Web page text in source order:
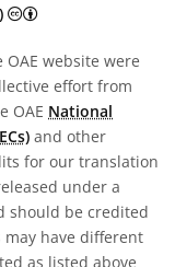
Creative
website were
effort from
OAE National
and other
for our translation
under a
should be credited
may have different
as listed above